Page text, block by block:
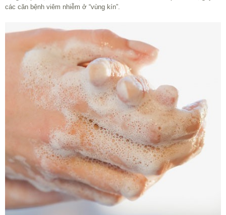
các căn bệnh viêm nhiễm ở “vùng kín”.